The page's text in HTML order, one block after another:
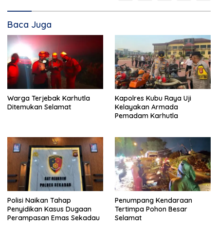
Baca Juga
Warga Terjebak Karhutla
Ditemukan Selamat
Kapolres Kubu Raya Uji
Kelayakan Armada
Pemadam Karhutla
Polisi Naikan Tahap
Penyidikan Kasus Dugaan
Perampasan Emas Sekadau
Penumpang Kendaraan
Tertimpa Pohon Besar
Selamat